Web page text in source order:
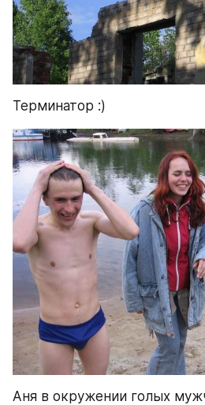
Терминатор :)
Аня в окружении голых